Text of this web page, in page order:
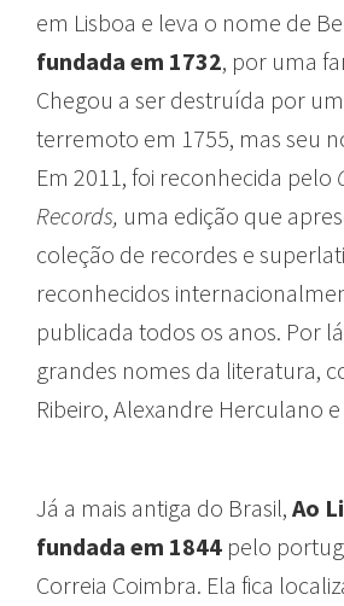
em Lisboa e leva o nome de
fundada em 1732, por uma
Chegou a ser destruída por
terremoto em 1755, mas seu
Em 2011, foi reconhecida pelo
Records, uma edição que
coleção de recordes e
reconhecidos
publicada todos os anos. Por
grandes nomes da literatura,
Ribeiro, Alexandre Herculano
Já a mais antiga do Brasil, Ao
fundada em 1844 pelo
Correia Coimbra. Ela fica